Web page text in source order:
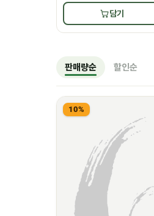
담기
판매량순 할인순
10%